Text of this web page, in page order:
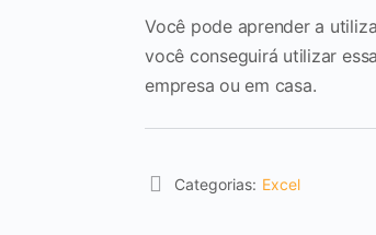
Você pode aprender a
você conseguirá utilizar
empresa ou em casa.
Categorias: Excel